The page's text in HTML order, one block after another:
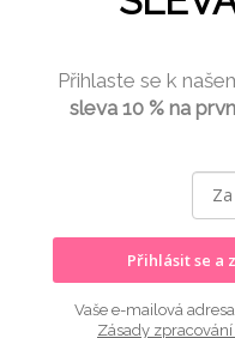
Přihlaste se k
sleva 10 % na
Přihlásit se a
Vaše e-mailová
Zásady